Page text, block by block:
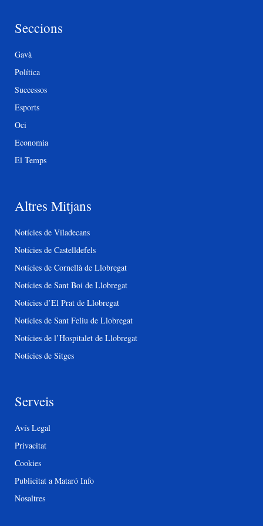
Seccions
Gavà
Política
Successos
Esports
Oci
Economia
El Temps
Altres Mitjans
Notícies de Viladecans
Notícies de Castelldefels
Notícies de Cornellà de Llobregat
Notícies de Sant Boi de Llobregat
Notícies d’El Prat de Llobregat
Notícies de Sant Feliu de Llobregat
Notícies de l’Hospitalet de Llobregat
Notícies de Sitges
Serveis
Avís Legal
Privacitat
Cookies
Publicitat a Mataró Info
Nosaltres